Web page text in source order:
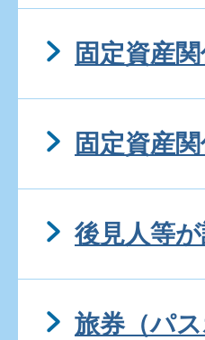
固定資産
固定資産
後見人等
旅券（パ